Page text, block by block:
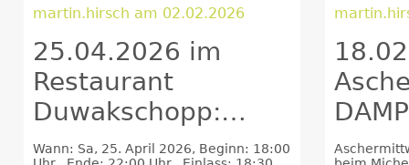
martin.hirsch am 02.02.2026
25.04.2026 im
Restaurant
Duwakschopp:
Escape Dinner -
Wann: Sa, 25. April 2026, Beginn: 18:00